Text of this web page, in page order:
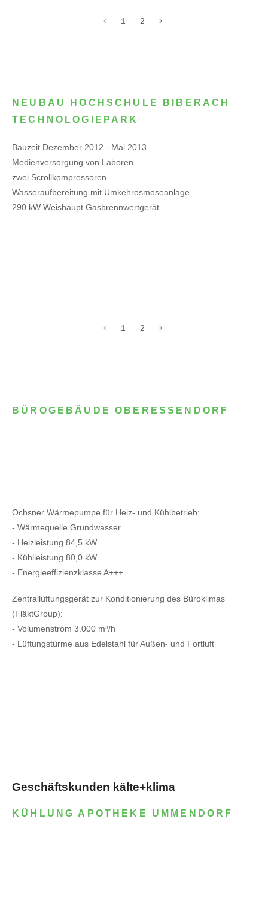
1 2
NEUBAU HOCHSCHULE BIBERACH
TECHNOLOGIEPARK
Bauzeit Dezember 2012 - Mai 2013
Medienversorgung von Laboren
zwei Scrollkompressoren
Wasseraufbereitung mit Umkehrosmoseanlage
290 kW Weishaupt Gasbrennwertgerät
1 2
BÜROGEBÄUDE OBERESSENDORF
Ochsner Wärmepumpe für Heiz- und Kühlbetrieb:
- Wärmequelle Grundwasser
- Heizleistung 84,5 kW
- Kühlleistung 80,0 kW
- Energieeffizienzklasse A+++
Zentrallüftungsgerät zur Konditionierung des Büroklimas
(FläktGroup):
- Volumenstrom 3.000 m³/h
- Lüftungstürme aus Edelstahl für Außen- und Fortluft
Geschäftskunden kälte+klima
KÜHLUNG APOTHEKE UMMENDORF